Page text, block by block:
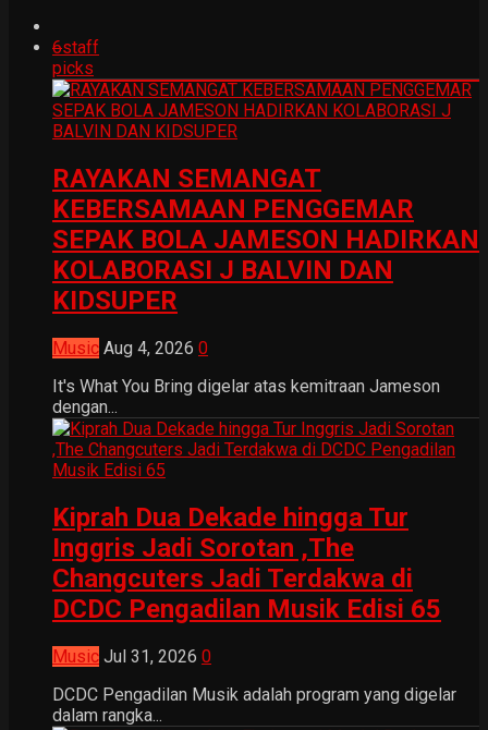
6staff
picks
RAYAKAN SEMANGAT
KEBERSAMAAN PENGGEMAR
SEPAK BOLA JAMESON HADIRKAN
KOLABORASI J BALVIN DAN
KIDSUPER
Music Aug 4, 2026 0
It's What You Bring digelar atas kemitraan Jameson
dengan...
Kiprah Dua Dekade hingga Tur
Inggris Jadi Sorotan ,The
Changcuters Jadi Terdakwa di
DCDC Pengadilan Musik Edisi 65
Music Jul 31, 2026 0
DCDC Pengadilan Musik adalah program yang digelar
dalam rangka...